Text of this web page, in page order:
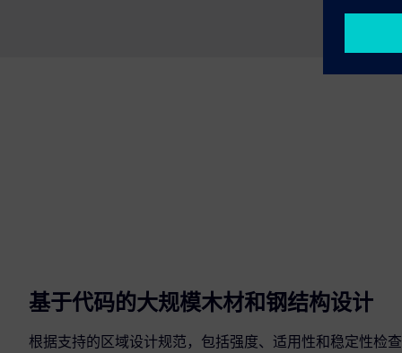
基于代码的大规模木材和钢结构设计
根据支持的区域设计规范，包括强度、适用性和稳定性检